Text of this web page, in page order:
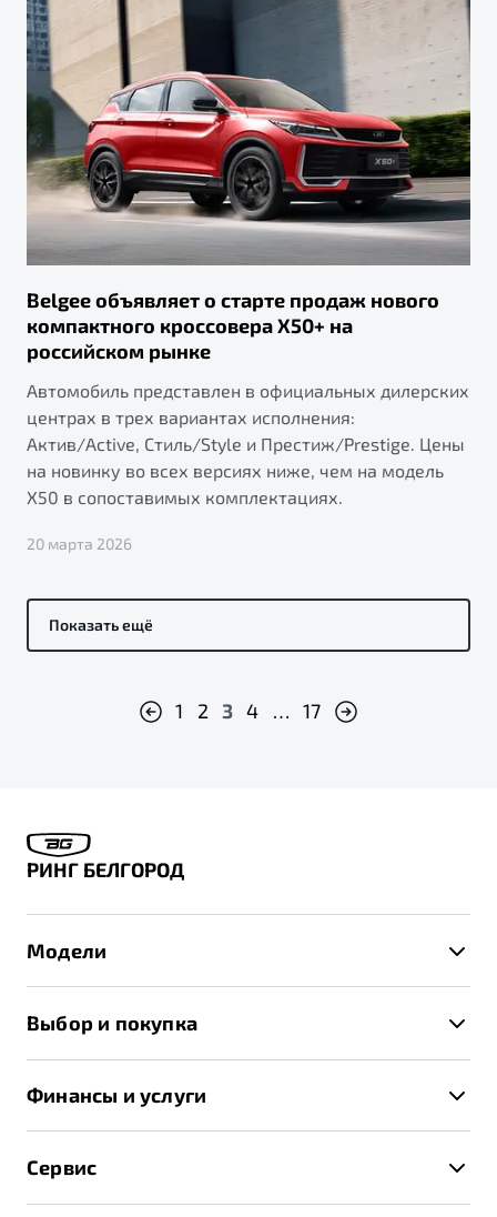
Belgee объявляет о старте продаж нового
компактного кроссовера X50+ на
российском рынке
Автомобиль представлен в официальных дилерских
центрах в трех вариантах исполнения:
Актив/Active, Стиль/Style и Престиж/Prestige. Цены
на новинку во всех версиях ниже, чем на модель
X50 в сопоставимых комплектациях.
20 марта 2026
Показать ещё
1 2 3 4 … 17
РИНГ БЕЛГОРОД
Модели
X70
Выбор и покупка
Спецпредложения и Акции
Записаться на тест-драйв
Получить предложение
Финансы и услуги
Трейд-ин
Сервис